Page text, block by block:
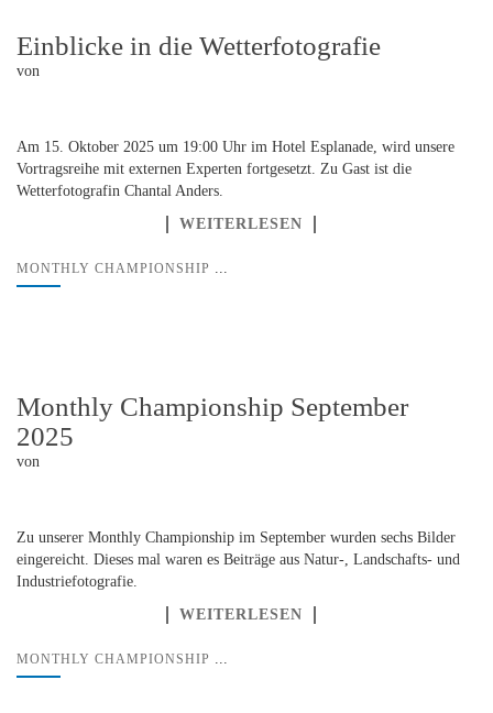
Einblicke in die Wetterfotografie
von
Am 15. Oktober 2025 um 19:00 Uhr im Hotel Esplanade, wird unsere
Vortragsreihe mit externen Experten fortgesetzt. Zu Gast ist die
Wetterfotografin Chantal Anders.
WEITERLESEN
MONTHLY CHAMPIONSHIP ...
Monthly Championship September
2025
von
Zu unserer Monthly Championship im September wurden sechs Bilder
eingereicht. Dieses mal waren es Beiträge aus Natur-, Landschafts- und
Industriefotografie.
WEITERLESEN
MONTHLY CHAMPIONSHIP ...